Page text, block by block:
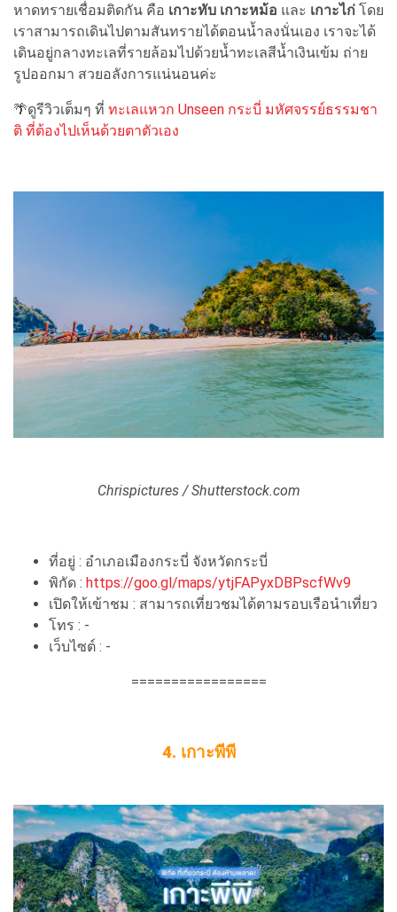
หาดทรายเชื่อมติดกัน คือ เกาะทับ เกาะหม้อ และ เกาะไก่ โดย
เราสามารถเดินไปตามสันทรายได้ตอนน้ำลงนั่นเอง เราจะได้
เดินอยู่กลางทะเลที่รายล้อมไปด้วยน้ำทะเลสีน้ำเงินเข้ม ถ่าย
รูปออกมา สวยอลังการแน่นอนค่ะ
🌴ดูรีวิวเต็มๆ ที่ ทะเลแหวก Unseen กระบี่ มหัศจรรย์ธรรมชา
ติ ที่ต้องไปเห็นด้วยตาตัวเอง
Chrispictures / Shutterstock.com
ที่อยู่ : อำเภอเมืองกระบี่ จังหวัดกระบี่
พิกัด : https://goo.gl/maps/ytjFAPyxDBPscfWv9
เปิดให้เข้าชม : สามารถเที่ยวชมได้ตามรอบเรือนำเที่ยว
โทร : -
เว็บไซต์ : -
=================
4. เกาะพีพี